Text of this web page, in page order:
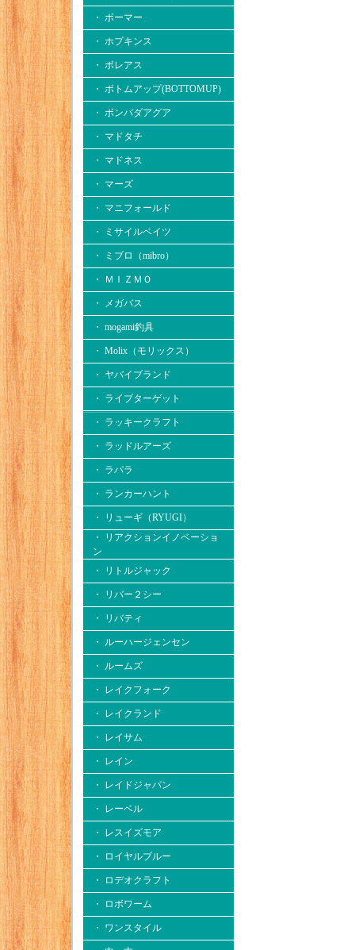
・ ボーマー
・ ホプキンス
・ ボレアス
・ ボトムアップ(BOTTOMUP)
・ ボンバダアグア
・ マドタチ
・ マドネス
・ マーズ
・ マニフォールド
・ ミサイルベイツ
・ ミブロ（mibro）
・ ＭＩＺＭＯ
・ メガバス
・ mogami釣具
・ Molix（モリックス）
・ ヤバイブランド
・ ライブターゲット
・ ラッキークラフト
・ ラッドルアーズ
・ ラパラ
・ ランカーハント
・ リューギ（RYUGI）
・ リアクションイノベーショ
ン
・ リトルジャック
・ リバー２シー
・ リバティ
・ ルーハージェンセン
・ ルームズ
・ レイクフォーク
・ レイクランド
・ レイサム
・ レイン
・ レイドジャパン
・ レーベル
・ レスイズモア
・ ロイヤルブルー
・ ロデオクラフト
・ ロボワーム
・ ワンスタイル